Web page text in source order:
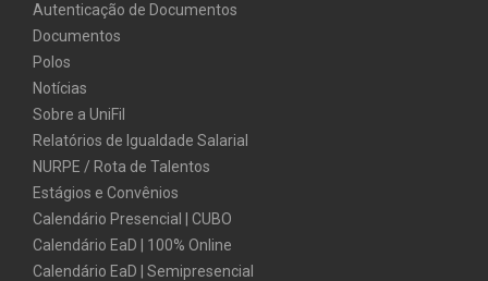
Autenticação de Documentos
Documentos
Polos
Notícias
Sobre a UniFil
Relatórios de Igualdade Salarial
NURPE / Rota de Talentos
Estágios e Convênios
Calendário Presencial | CUBO
Calendário EaD | 100% Online
Calendário EaD | Semipresencial